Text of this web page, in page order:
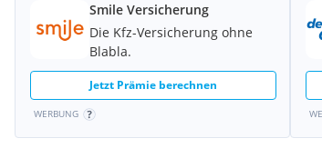
Innen- und Außenspiegelpaket
Lehnenbreitenverstellung für
Abgasnorm EU6 RDE II
Active Guard Plus
Driving Assistant Profession
Adaptiver LED-Scheinwerfer
TeleServices
Smile Versicherung
Die Kfz-Versicherung ohne
Blabla.
Jetzt Prämie berechnen
WERBUNG